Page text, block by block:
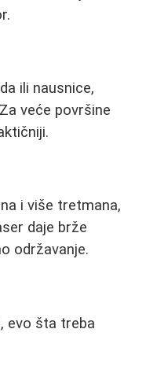
ili nausnice,
veće površine
i više tretmana,
daje brže
održavanje.
evo šta treba